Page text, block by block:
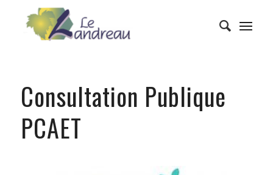
Consultation Publique
PCAET